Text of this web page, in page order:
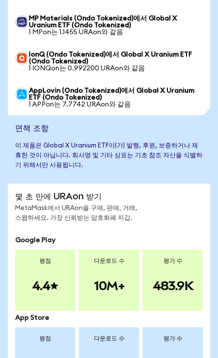
MP Materials (Ondo Tokenized)에서 Global X
Uranium ETF (Ondo Tokenized)
1 MPon는 1.1455 URAon와 같음
IonQ (Ondo Tokenized)에서 Global X Uranium ETF
(Ondo Tokenized)
1 IONQon는 0.992200 URAon와 같음
AppLovin (Ondo Tokenized)에서 Global X Uranium
ETF (Ondo Tokenized)
1 APPon는 7.7742 URAon와 같음
면책 조항
이 제품은 Global X Uranium ETF이(가) 발행, 후원, 보증하거나 제
휴한 것이 아닙니다. 회사명 및 기타 상표는 기초 참조 자산을 식별하
기 위해서만 사용됩니다.
몇 초 만에 URAon 받기
MetaMask에서 URAon을 구매, 판매, 거래,
스왑하세요. 가장 신뢰받는 암호화폐 지갑.
Google Play
평점
4.4
다운로드 수
10M+
평가 수
483.9K
App Store
평점 다운로드 수 평가 수